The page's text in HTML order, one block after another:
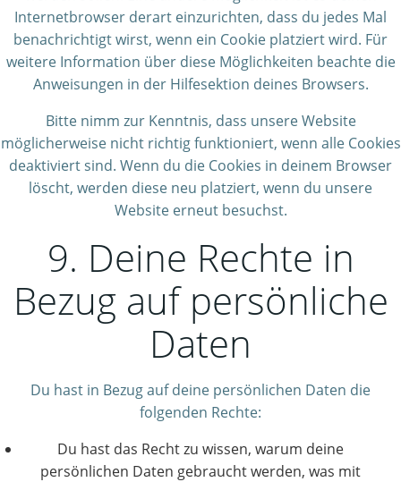
Internetbrowser derart einzurichten, dass du jedes Mal
benachrichtigt wirst, wenn ein Cookie platziert wird. Für
weitere Information über diese Möglichkeiten beachte die
Anweisungen in der Hilfesektion deines Browsers.
Bitte nimm zur Kenntnis, dass unsere Website
möglicherweise nicht richtig funktioniert, wenn alle Cookies
deaktiviert sind. Wenn du die Cookies in deinem Browser
löscht, werden diese neu platziert, wenn du unsere
Website erneut besuchst.
9. Deine Rechte in
Bezug auf persönliche
Daten
Du hast in Bezug auf deine persönlichen Daten die
folgenden Rechte:
Du hast das Recht zu wissen, warum deine
persönlichen Daten gebraucht werden, was mit